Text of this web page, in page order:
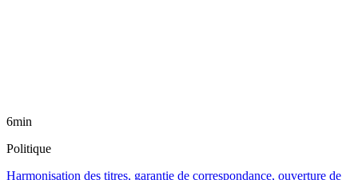
6min
Politique
Harmonisation des titres, garantie de correspondance, ouverture de